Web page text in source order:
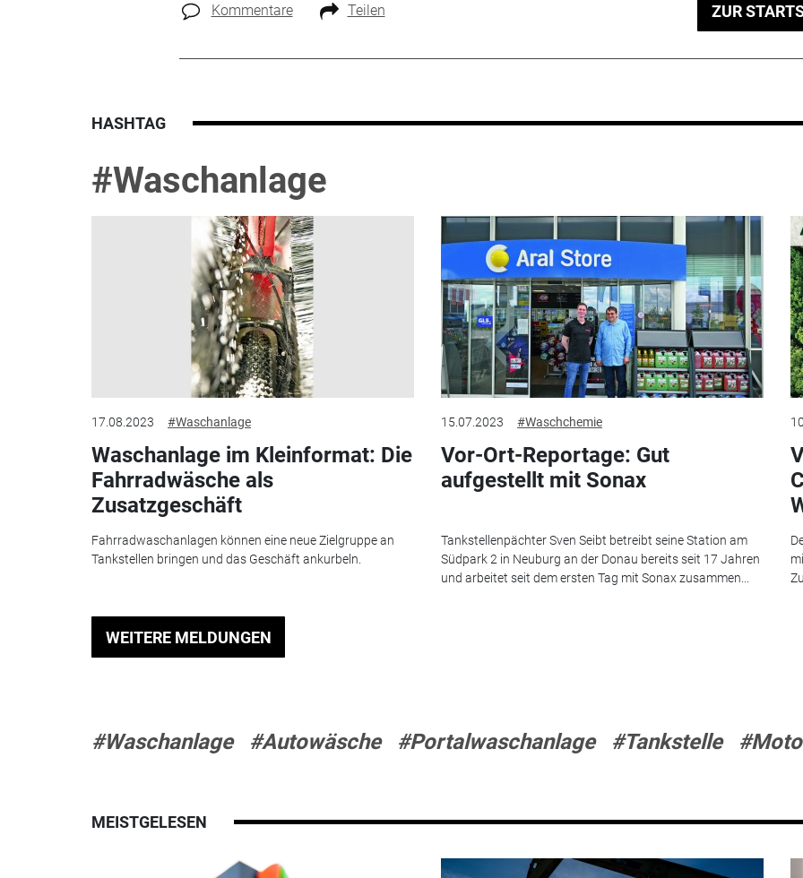
Kommentare Teilen ZUR
HASHTAG
#Waschanlage
17.08.2023 #Waschanlage
Waschanlage im Kleinformat: Die
Fahrradwäsche als
Zusatzgeschäft
Fahrradwaschanlagen können eine neue Zielgruppe an
Tankstellen bringen und das Geschäft ankurbeln.
15.07.2023 #Waschchemie
Vor-Ort-Reportage: Gut
aufgestellt mit Sonax
Tankstellenpächter Sven Seibt betreibt seine Station am
Südpark 2 in Neuburg an der Donau bereits seit 17 Jahren
und arbeitet seit dem ersten Tag mit Sonax zusammen...
WEITERE MELDUNGEN
#Waschanlage #Autowäsche #Portalwaschanlage #Tankstelle
MEISTGELESEN